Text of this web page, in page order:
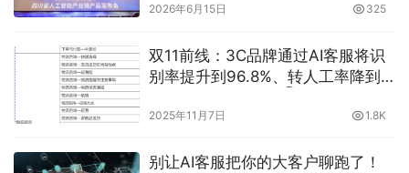
2026年6月15日 325
双11前线：3C品牌通过AI客服将识
别率提升到96.8%、转人工率降到
2025年11月7日 1.8K
别让AI客服把你的大客户聊跑了！